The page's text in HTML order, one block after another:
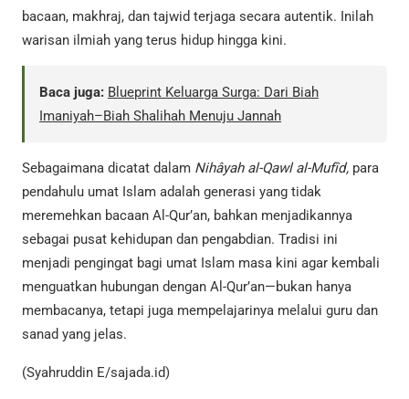
bacaan, makhraj, dan tajwid terjaga secara autentik. Inilah
warisan ilmiah yang terus hidup hingga kini.
Baca juga: Blueprint Keluarga Surga: Dari Biah
Imaniyah–Biah Shalihah Menuju Jannah
Sebagaimana dicatat dalam Nihâyah al-Qawl al-Mufîd, para
pendahulu umat Islam adalah generasi yang tidak
meremehkan bacaan Al-Qur’an, bahkan menjadikannya
sebagai pusat kehidupan dan pengabdian. Tradisi ini
menjadi pengingat bagi umat Islam masa kini agar kembali
menguatkan hubungan dengan Al-Qur’an—bukan hanya
membacanya, tetapi juga mempelajarinya melalui guru dan
sanad yang jelas.
(Syahruddin E/sajada.id)